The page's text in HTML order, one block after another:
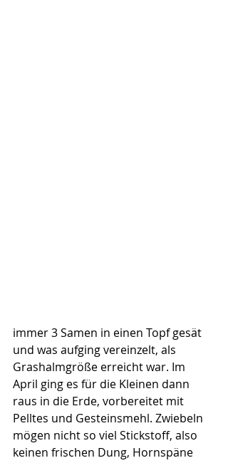
immer 3 Samen in einen Topf gesät
und was aufging vereinzelt, als
Grashalmgröße erreicht war. Im
April ging es für die Kleinen dann
raus in die Erde, vorbereitet mit
Pelltes und Gesteinsmehl. Zwiebeln
mögen nicht so viel Stickstoff, also
keinen frischen Dung, Hornspäne